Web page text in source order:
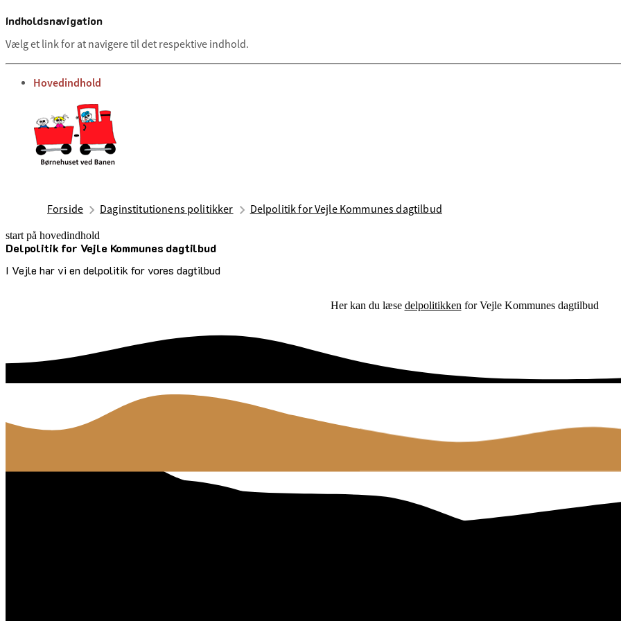
Indholdsnavigation
Vælg et link for at navigere til det respektive indhold.
gå til
Hovedindhold
Forside Daginstitutionens politikker Delpolitik for Vejle Kommunes dagtilbud
start på hovedindhold
Delpolitik for Vejle Kommunes dagtilbud
I Vejle har vi en delpolitik for vores dagtilbud
senest opdateret 2. juli 2025
Her kan du læse delpolitikken for Vejle Kommunes dagtilbud